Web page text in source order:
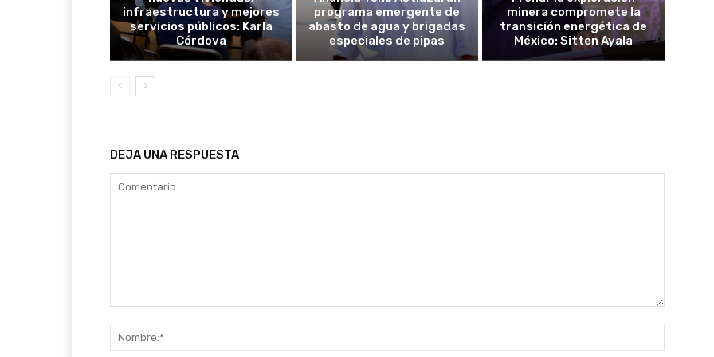
infraestructura y mejores
servicios públicos: Karla
Córdova
programa emergente de
abasto de agua y brigadas
especiales de pipas
minera compromete la
transición energética de
México: Sitten Ayala
DEJA UNA RESPUESTA